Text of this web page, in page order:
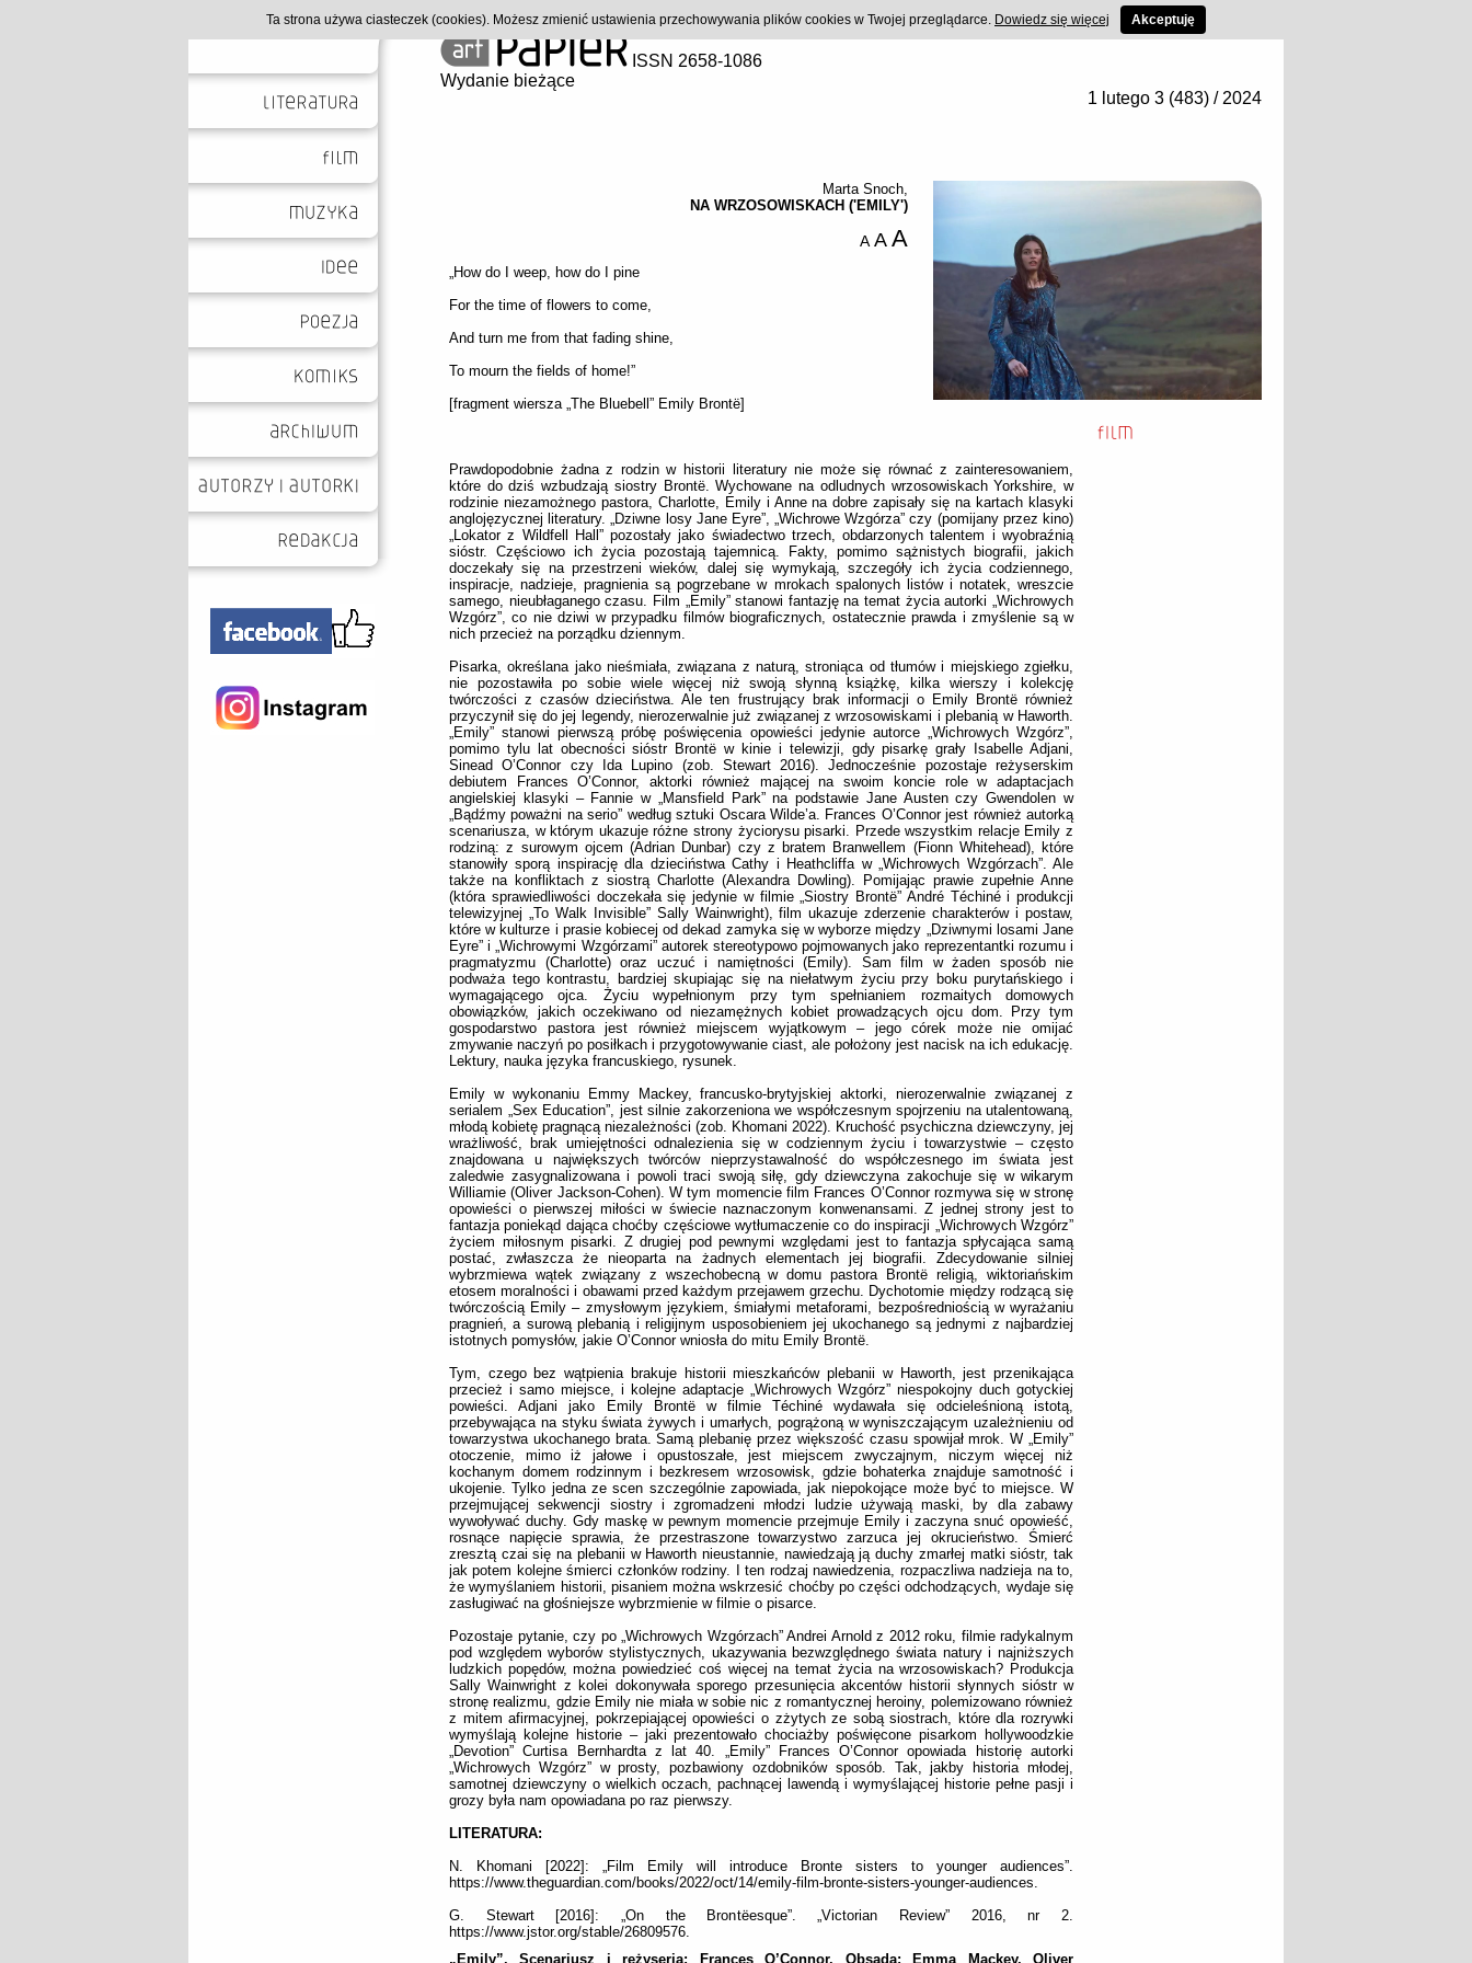
ISSN 2658-1086
Wydanie bieżące
1 lutego 3 (483) / 2024
Marta Snoch,
NA WRZOSOWISKACH ('EMILY')
A A A
„How do I weep, how do I pine
For the time of flowers to come,
And turn me from that fading shine,
To mourn the fields of home!”
[fragment wiersza „The Bluebell” Emily Brontë]
Prawdopodobnie żadna z rodzin w historii literatury nie może się równać z zainteresowaniem,
które do dziś wzbudzają siostry Brontë. Wychowane na odludnych wrzosowiskach Yorkshire, w
rodzinie niezamożnego pastora, Charlotte, Emily i Anne na dobre zapisały się na kartach klasyki
anglojęzycznej literatury. „Dziwne losy Jane Eyre”, „Wichrowe Wzgórza” czy (pomijany przez kino)
„Lokator z Wildfell Hall” pozostały jako świadectwo trzech, obdarzonych talentem i wyobraźnią
sióstr. Częściowo ich życia pozostają tajemnicą. Fakty, pomimo sążnistych biografii, jakich
doczekały się na przestrzeni wieków, dalej się wymykają, szczegóły ich życia codziennego,
inspiracje, nadzieje, pragnienia są pogrzebane w mrokach spalonych listów i notatek, wreszcie
samego, nieubłaganego czasu. Film „Emily” stanowi fantazję na temat życia autorki „Wichrowych
Wzgórz”, co nie dziwi w przypadku filmów biograficznych, ostatecznie prawda i zmyślenie są w
nich przecież na porządku dziennym.
Pisarka, określana jako nieśmiała, związana z naturą, stroniąca od tłumów i miejskiego zgiełku,
nie pozostawiła po sobie wiele więcej niż swoją słynną książkę, kilka wierszy i kolekcję
twórczości z czasów dzieciństwa. Ale ten frustrujący brak informacji o Emily Brontë również
przyczynił się do jej legendy, nierozerwalnie już związanej z wrzosowiskami i plebanią w Haworth.
„Emily” stanowi pierwszą próbę poświęcenia opowieści jedynie autorce „Wichrowych Wzgórz”,
pomimo tylu lat obecności sióstr Brontë w kinie i telewizji, gdy pisarkę grały Isabelle Adjani,
Sinead O’Connor czy Ida Lupino (zob. Stewart 2016). Jednocześnie pozostaje reżyserskim
debiutem Frances O’Connor, aktorki również mającej na swoim koncie role w adaptacjach
angielskiej klasyki – Fannie w „Mansfield Park” na podstawie Jane Austen czy Gwendolen w
„Bądźmy poważni na serio” według sztuki Oscara Wilde’a. Frances O’Connor jest również autorką
scenariusza, w którym ukazuje różne strony życiorysu pisarki. Przede wszystkim relacje Emily z
rodziną: z surowym ojcem (Adrian Dunbar) czy z bratem Branwellem (Fionn Whitehead), które
stanowiły sporą inspirację dla dzieciństwa Cathy i Heathcliffa w „Wichrowych Wzgórzach”. Ale
także na konfliktach z siostrą Charlotte (Alexandra Dowling). Pomijając prawie zupełnie Anne
(która sprawiedliwości doczekała się jedynie w filmie „Siostry Brontë” André Téchiné i produkcji
telewizyjnej „To Walk Invisible” Sally Wainwright), film ukazuje zderzenie charakterów i postaw,
które w kulturze i prasie kobiecej od dekad zamyka się w wyborze między „Dziwnymi losami Jane
Eyre” i „Wichrowymi Wzgórzami” autorek stereotypowo pojmowanych jako reprezentantki rozumu i
pragmatyzmu (Charlotte) oraz uczuć i namiętności (Emily). Sam film w żaden sposób nie
podważa tego kontrastu, bardziej skupiając się na niełatwym życiu przy boku purytańskiego i
wymagającego ojca. Życiu wypełnionym przy tym spełnianiem rozmaitych domowych
obowiązków, jakich oczekiwano od niezamężnych kobiet prowadzących ojcu dom. Przy tym
gospodarstwo pastora jest również miejscem wyjątkowym – jego córek może nie omijać
zmywanie naczyń po posiłkach i przygotowywanie ciast, ale położony jest nacisk na ich edukację.
Lektury, nauka języka francuskiego, rysunek.
Emily w wykonaniu Emmy Mackey, francusko-brytyjskiej aktorki, nierozerwalnie związanej z
serialem „Sex Education”, jest silnie zakorzeniona we współczesnym spojrzeniu na utalentowaną,
młodą kobietę pragnącą niezależności (zob. Khomani 2022). Kruchość psychiczna dziewczyny, jej
wrażliwość, brak umiejętności odnalezienia się w codziennym życiu i towarzystwie – często
znajdowana u największych twórców nieprzystawalność do współczesnego im świata jest
zaledwie zasygnalizowana i powoli traci swoją siłę, gdy dziewczyna zakochuje się w wikarym
Williamie (Oliver Jackson-Cohen). W tym momencie film Frances O’Connor rozmywa się w stronę
opowieści o pierwszej miłości w świecie naznaczonym konwenansami. Z jednej strony jest to
fantazja poniekąd dająca choćby częściowe wytłumaczenie co do inspiracji „Wichrowych Wzgórz”
życiem miłosnym pisarki. Z drugiej pod pewnymi względami jest to fantazja spłycająca samą
postać, zwłaszcza że nieoparta na żadnych elementach jej biografii. Zdecydowanie silniej
wybrzmiewa wątek związany z wszechobecną w domu pastora Brontë religią, wiktoriańskim
etosem moralności i obawami przed każdym przejawem grzechu. Dychotomie między rodzącą się
twórczością Emily – zmysłowym językiem, śmiałymi metaforami, bezpośredniością w wyrażaniu
pragnień, a surową plebanią i religijnym usposobieniem jej ukochanego są jednymi z najbardziej
istotnych pomysłów, jakie O’Connor wniosła do mitu Emily Brontë.
Tym, czego bez wątpienia brakuje historii mieszkańców plebanii w Haworth, jest przenikająca
przecież i samo miejsce, i kolejne adaptacje „Wichrowych Wzgórz” niespokojny duch gotyckiej
powieści. Adjani jako Emily Brontë w filmie Téchiné wydawała się odcieleśnioną istotą,
przebywająca na styku świata żywych i umarłych, pogrążoną w wyniszczającym uzależnieniu od
towarzystwa ukochanego brata. Samą plebanię przez większość czasu spowijał mrok. W „Emily”
otoczenie, mimo iż jałowe i opustoszałe, jest miejscem zwyczajnym, niczym więcej niż
kochanym domem rodzinnym i bezkresem wrzosowisk, gdzie bohaterka znajduje samotność i
ukojenie. Tylko jedna ze scen szczególnie zapowiada, jak niepokojące może być to miejsce. W
przejmującej sekwencji siostry i zgromadzeni młodzi ludzie używają maski, by dla zabawy
wywoływać duchy. Gdy maskę w pewnym momencie przejmuje Emily i zaczyna snuć opowieść,
rosnące napięcie sprawia, że przestraszone towarzystwo zarzuca jej okrucieństwo. Śmierć
zresztą czai się na plebanii w Haworth nieustannie, nawiedzają ją duchy zmarłej matki sióstr, tak
jak potem kolejne śmierci członków rodziny. I ten rodzaj nawiedzenia, rozpaczliwa nadzieja na to,
że wymyślaniem historii, pisaniem można wskrzesić choćby po części odchodzących, wydaje się
zasługiwać na głośniejsze wybrzmienie w filmie o pisarce.
Pozostaje pytanie, czy po „Wichrowych Wzgórzach” Andrei Arnold z 2012 roku, filmie radykalnym
pod względem wyborów stylistycznych, ukazywania bezwzględnego świata natury i najniższych
ludzkich popędów, można powiedzieć coś więcej na temat życia na wrzosowiskach? Produkcja
Sally Wainwright z kolei dokonywała sporego przesunięcia akcentów historii słynnych sióstr w
stronę realizmu, gdzie Emily nie miała w sobie nic z romantycznej heroiny, polemizowano również
z mitem afirmacyjnej, pokrzepiającej opowieści o zżytych ze sobą siostrach, które dla rozrywki
wymyślają kolejne historie – jaki prezentowało chociażby poświęcone pisarkom hollywoodzkie
„Devotion” Curtisa Bernhardta z lat 40. „Emily” Frances O’Connor opowiada historię autorki
„Wichrowych Wzgórz” w prosty, pozbawiony ozdobników sposób. Tak, jakby historia młodej,
samotnej dziewczyny o wielkich oczach, pachnącej lawendą i wymyślającej historie pełne pasji i
grozy była nam opowiadana po raz pierwszy.
LITERATURA:
N. Khomani [2022]: „Film Emily will introduce Bronte sisters to younger audiences”.
https://www.theguardian.com/books/2022/oct/14/emily-film-bronte-sisters-younger-audiences.
G. Stewart [2016]: „On the Brontëesque”. „Victorian Review” 2016, nr 2.
https://www.jstor.org/stable/26809576.
„Emily”. Scenariusz i reżyseria: Frances O’Connor. Obsada: Emma Mackey, Oliver
Ta strona używa ciasteczek (cookies). Możesz zmienić ustawienia przechowywania plików cookies w Twojej przeglądarce. Dowiedz się więcej Akceptuję